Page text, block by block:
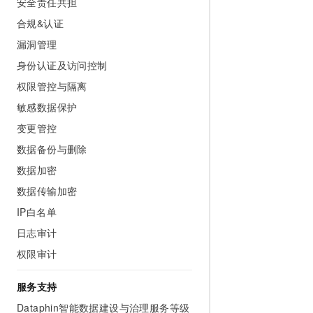
合规&认证
漏洞管理
身份认证及访问控制
权限管控与隔离
敏感数据保护
变更管控
数据备份与删除
数据加密
数据传输加密
IP白名单
日志审计
权限审计
服务支持
Dataphin智能数据建设与治理服务等级